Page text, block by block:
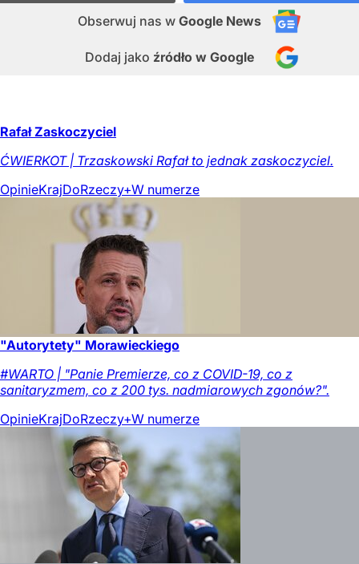
Obserwuj nas w Google News
Dodaj jako źródło w Google
Rafał Zaskoczyciel
ĆWIERKOT | Trzaskowski Rafał to jednak zaskoczyciel.
OpinieKrajDoRzeczy+W numerze
"Autorytety" Morawieckiego
#WARTO | "Panie Premierze, co z COVID-19, co z
sanitaryzmem, co z 200 tys. nadmiarowych zgonów?".
OpinieKrajDoRzeczy+W numerze